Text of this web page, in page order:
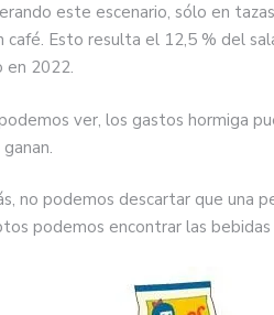
este escenario, sólo en
café. Esto resulta el 12,5 % del
en 2022.
ver, los gastos hormiga
no podemos descartar que una
podemos encontrar las